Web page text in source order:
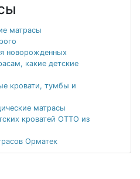
матрасы
новорожденных
какие детские
кровати, тумбы и
матрасы
кроватей ОТТО из
Орматек